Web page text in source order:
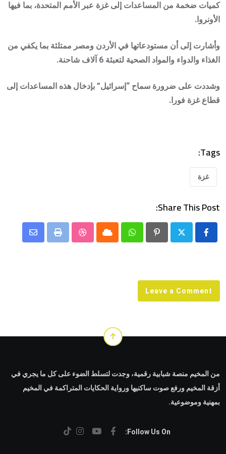
كميات ضخمة من المساعدات إلى غزة عبر الأمم المتحدة، بما فيها
الأونروا.
وأشارت إلى أن مستودعاتها في الأردن ومصر ممتلئة بما يكفي من
الغذاء والدواء والمواد الصحية لتعبئة 6 آلاف شاحنة.
وشددت على ضرورة سماح “إسرائيل” بإدخال هذه المساعدات إلى
قطاع غزة فورا.
Tags:
غزة
Share This Post:
Pinterest
Whatsapp
Cloud
StumbleUpon
Print
Share
Leave a Comment
من المخيم منصة شبابية رقمية، وجدت لتسلط الضوء على كل ما يجري في
أزقة المخيم ورفع صوت ساكنيها ورواية الحكايات المتراكمة في المخيم
بمهنية وموضوعية.
Follow Us On: